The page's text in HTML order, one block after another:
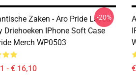
Zaken - Aro Pride Layed
Driehoeken IPhone Soft Case
Merch WP0503
- € 16,10
-20%